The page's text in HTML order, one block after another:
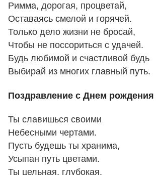
Римма, дорогая, процветай,
Оставаясь смелой и горячей.
Только дело жизни не бросай,
Чтобы не поссориться с удачей.
Будь любимой и счастливой будь
Выбирай из многих главный путь.
Поздравление с Днем
Ты славишься своими
Небесными чертами.
Пусть будешь ты хранима,
Усыпан путь цветами.
Ты цельная, глубокая,